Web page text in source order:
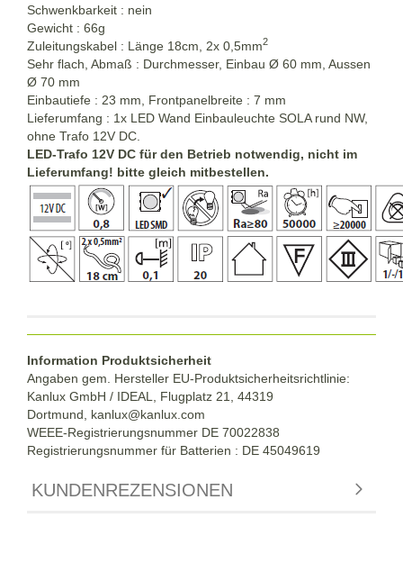
Schwenkbarkeit : nein
Gewicht : 66g
Zuleitungskabel : Länge 18cm, 2x 0,5mm2
Sehr flach, Abmaß : Durchmesser, Einbau Ø 60 mm, Aussen
Ø 70 mm
Einbautiefe : 23 mm, Frontpanelbreite : 7 mm
Lieferumfang : 1x LED Wand Einbauleuchte SOLA rund NW,
ohne Trafo 12V DC.
LED-Trafo 12V DC für den Betrieb notwendig, nicht im
Lieferumfang! bitte gleich mitbestellen.
Information Produktsicherheit
Angaben gem. Hersteller EU-Produktsicherheitsrichtlinie:
Kanlux GmbH / IDEAL, Flugplatz 21, 44319
Dortmund, kanlux@kanlux.com
WEEE-Registrierungsnummer DE 70022838
Registrierungsnummer für Batterien : DE 45049619
KUNDENREZENSIONEN